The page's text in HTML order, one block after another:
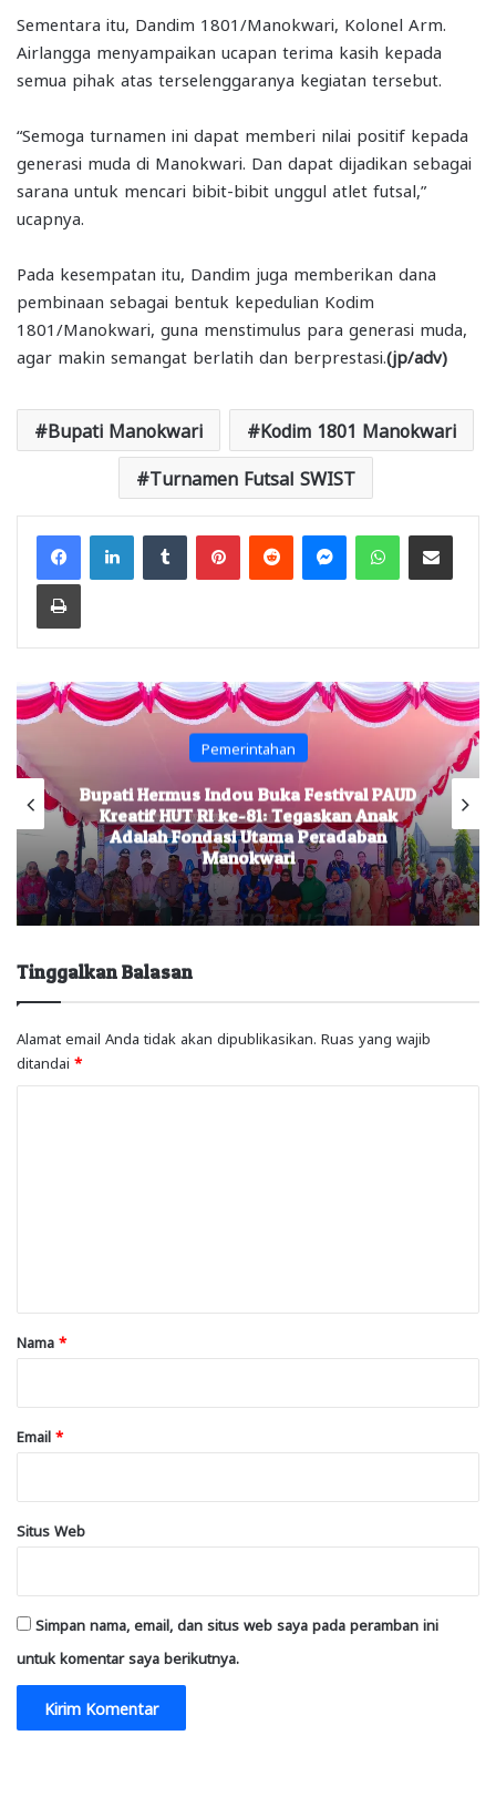
Sementara itu, Dandim 1801/Manokwari, Kolonel Arm.
Airlangga menyampaikan ucapan terima kasih kepada
semua pihak atas terselenggaranya kegiatan tersebut.
“Semoga turnamen ini dapat memberi nilai positif kepada
generasi muda di Manokwari. Dan dapat dijadikan sebagai
sarana untuk mencari bibit-bibit unggul atlet futsal,”
ucapnya.
Pada kesempatan itu, Dandim juga memberikan dana
pembinaan sebagai bentuk kepedulian Kodim
1801/Manokwari, guna menstimulus para generasi muda,
agar makin semangat berlatih dan berprestasi. (jp/adv)
Bupati Manokwari Kodim 1801 Manokwari
Turnamen Futsal SWIST
FacebookLinkedInTumblr PinterestReddit MessengerWhatsAppShare via Email
Print
Pemerintahan
Bupati Hermus Indou Buka Festival PAUD
Kreatif HUT RI ke-81: Tegaskan Anak
Adalah Fondasi Utama Peradaban
Manokwari
Tinggalkan Balasan
Alamat email Anda tidak akan dipublikasikan. Ruas yang wajib
ditandai *
rNama *
Email *
Situs Web
Simpan nama, email, dan situs web saya pada peramban ini
untuk komentar saya berikutnya.